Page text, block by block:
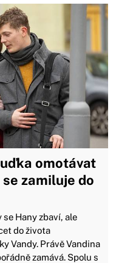
omotávat
zamiluje do
Hany zbaví, ale
do života
Vandy. Právě Vandina
zamává. Spolu s